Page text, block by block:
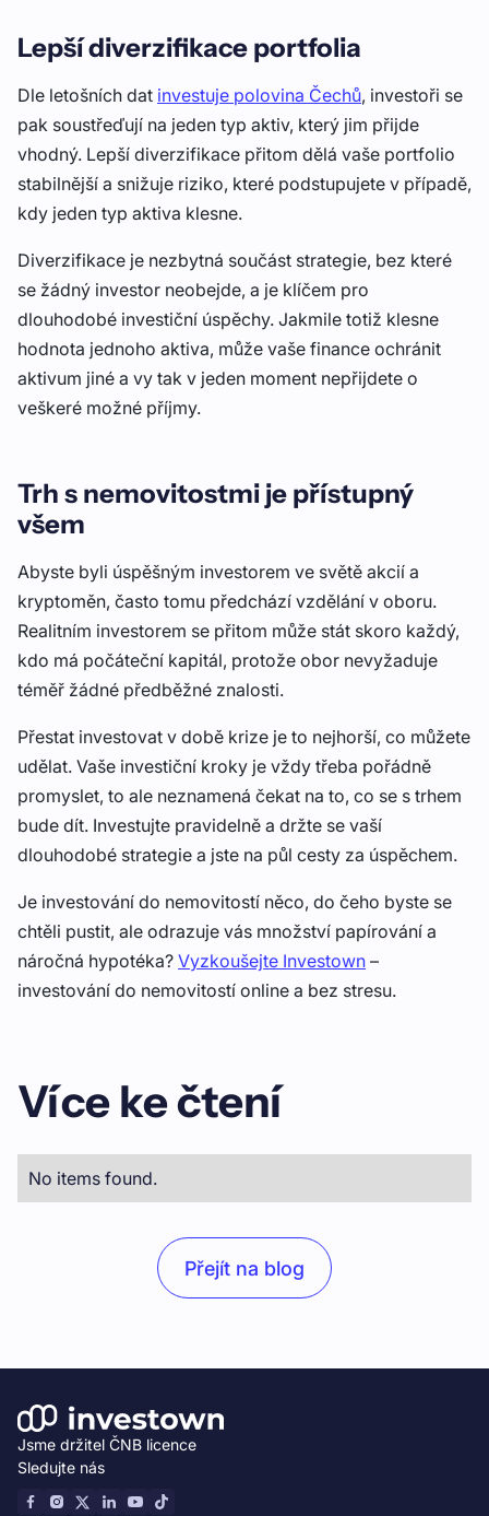
Lepší diverzifikace portfolia
Dle letošních dat investuje polovina Čechů, investoři se
pak soustřeďují na jeden typ aktiv, který jim přijde
vhodný. Lepší diverzifikace přitom dělá vaše portfolio
stabilnější a snižuje riziko, které podstupujete v případě,
kdy jeden typ aktiva klesne.
Diverzifikace je nezbytná součást strategie, bez které
se žádný investor neobejde, a je klíčem pro
dlouhodobé investiční úspěchy. Jakmile totiž klesne
hodnota jednoho aktiva, může vaše finance ochránit
aktivum jiné a vy tak v jeden moment nepřijdete o
veškeré možné příjmy.
Trh s nemovitostmi je přístupný
všem
Abyste byli úspěšným investorem ve světě akcií a
kryptoměn, často tomu předchází vzdělání v oboru.
Realitním investorem se přitom může stát skoro každý,
kdo má počáteční kapitál, protože obor nevyžaduje
téměř žádné předběžné znalosti.
Přestat investovat v době krize je to nejhorší, co můžete
udělat. Vaše investiční kroky je vždy třeba pořádně
promyslet, to ale neznamená čekat na to, co se s trhem
bude dít. Investujte pravidelně a držte se vaší
dlouhodobé strategie a jste na půl cesty za úspěchem.
Je investování do nemovitostí něco, do čeho byste se
chtěli pustit, ale odrazuje vás množství papírování a
náročná hypotéka? Vyzkoušejte Investown –
investování do nemovitostí online a bez stresu.
Více ke čtení
No items found.
Přejít na blog
Jsme držitel ČNB licence
Sledujte nás